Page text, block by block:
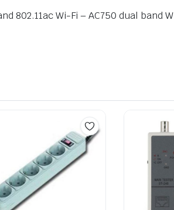
802.11ac Wi-Fi – AC750 dual band